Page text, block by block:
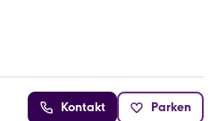
Kontakt Parken